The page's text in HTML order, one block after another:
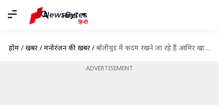
Hindi
होम / खबरें / मनोरंजन की खबरें / बॉलीवुड में कदम रखने जा रहे हैं आमिर खान के बड़े बेटे जुनैद!
ADVERTISEMENT